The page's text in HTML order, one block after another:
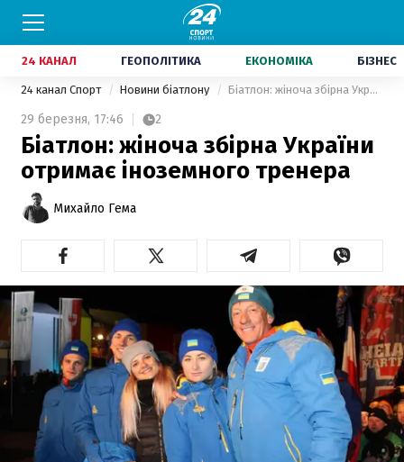
24 КАНАЛ ГЕОПОЛІТИКА ЕКОНОМІКА БІЗНЕС
24 канал Спорт Новини біатлону Біатлон: жіноча збірна України отримає іноземного тренера
29 березня, 17:46 2
Біатлон: жіноча збірна України
отримає іноземного тренера
Михайло Гема